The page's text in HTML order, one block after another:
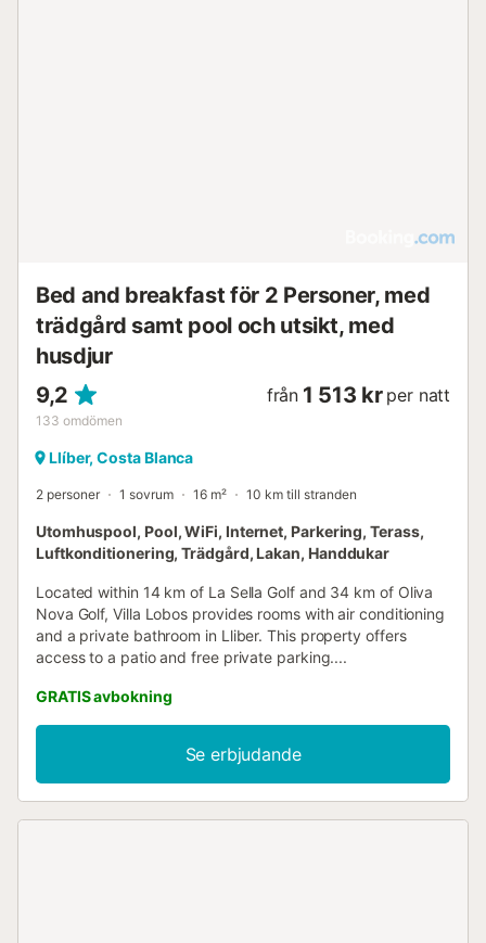
Bed and breakfast för 2 Personer, med
trädgård samt pool och utsikt, med
husdjur
9,2
133 omdömen
från 1 513 kr per natt
Llíber, Costa Blanca
2 personer 1 sovrum 16 m² 10 km till stranden
Utomhuspool, Pool, WiFi, Internet, Parkering, Terass,
Luftkonditionering, Trädgård, Lakan, Handdukar
Located within 14 km of La Sella Golf and 34 km of Oliva
Nova Golf, Villa Lobos provides rooms with air conditioning
and a private bathroom in Lliber. This property offers
access to a patio and free private parking....
GRATIS avbokning
Se erbjudande